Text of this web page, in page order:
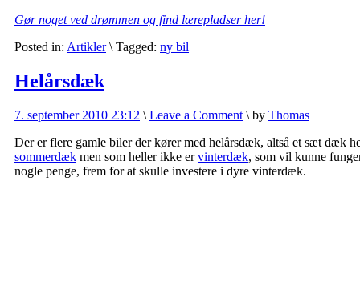
Gør noget ved drømmen og find lærepladser her!
Posted in: Artikler\ Tagged: ny bil
Helårsdæk
7. september 2010 23:12 \ Leave a Comment \ by Thomas
Der er flere gamle biler der kører med helårsdæk, altså et sæt dæk
sommerdæk men som heller ikke ervinterdæk, som vil kunne
nogle penge, frem for at skulle investere i dyre vinterdæk.